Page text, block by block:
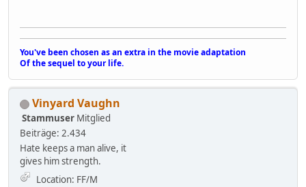
You've been chosen as an extra in the movie adaptation
Of the sequel to your life.
Vinyard Vaughn
Stammuser Mitglied
Beiträge: 2.434
Hate keeps a man alive, it
gives him strength.
Location: FF/M